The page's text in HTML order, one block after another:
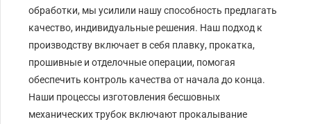
обработки, мы усилили нашу способность предлагать
качество, индивидуальные решения. Наш подход к
производству включает в себя плавку, прокатка,
прошивные и отделочные операции, помогая
обеспечить контроль качества от начала до конца.
Наши процессы изготовления бесшовных
механических трубок включают прокалывание